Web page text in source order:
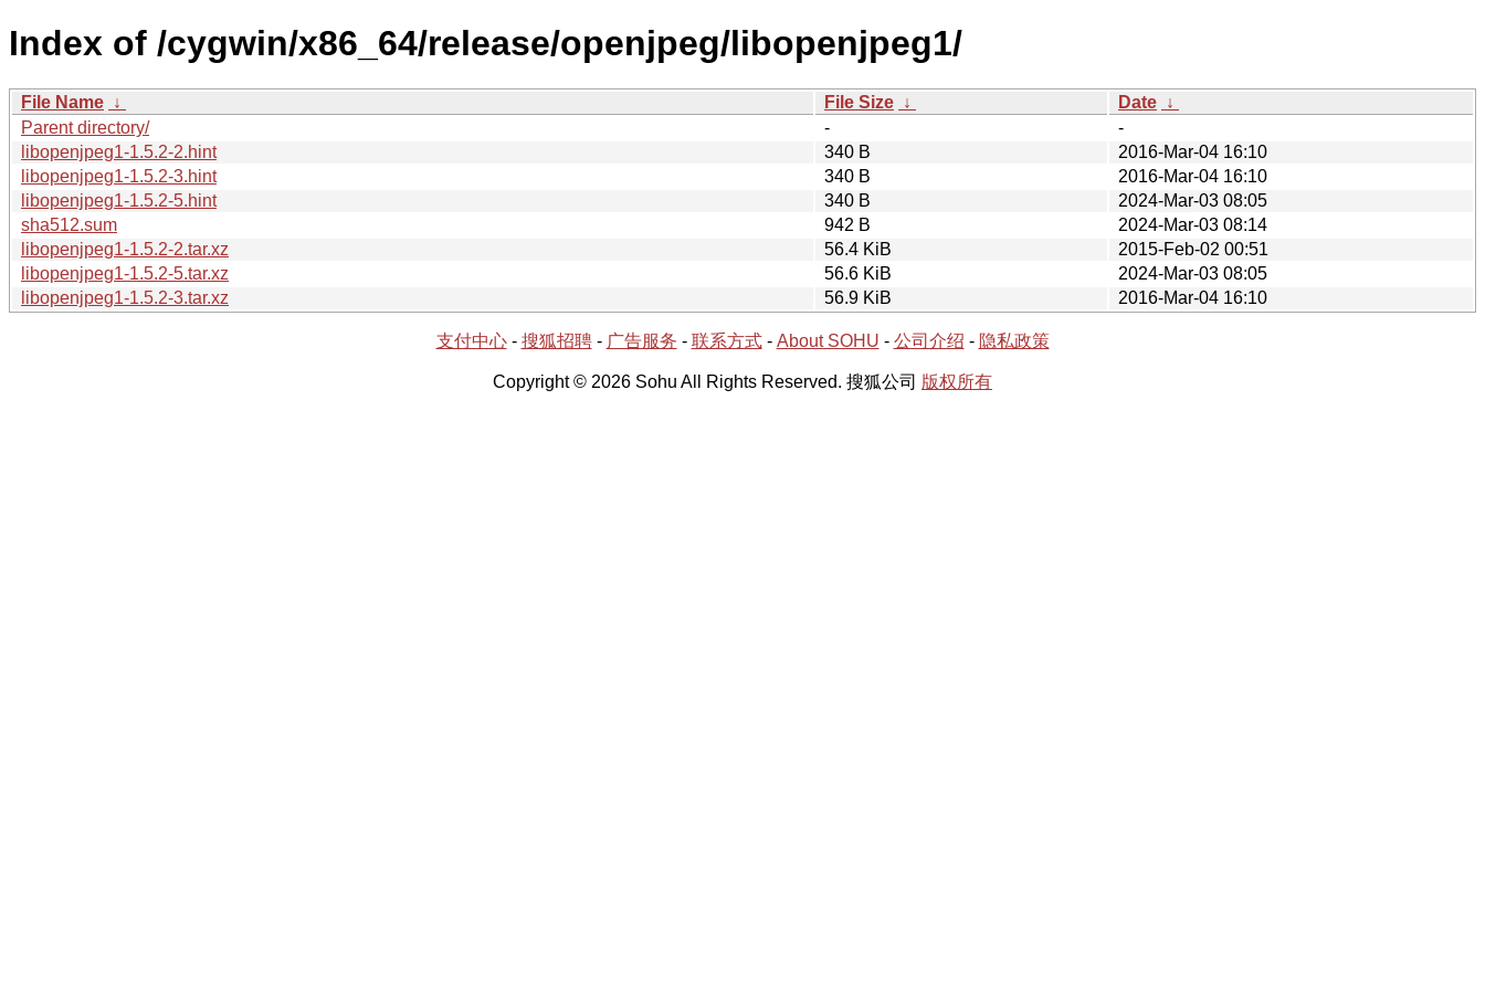
Index of /cygwin/x86_64/release/openjpeg/libopenjpeg1/
File Name ↓ File Size ↓ Date ↓
Parent directory/
-
-
libopenjpeg1-1.5.2-2.hint
340 B
2016-Mar-04 16:10
libopenjpeg1-1.5.2-3.hint
340 B
2016-Mar-04 16:10
libopenjpeg1-1.5.2-5.hint
340 B
2024-Mar-03 08:05
sha512.sum
942 B
2024-Mar-03 08:14
libopenjpeg1-1.5.2-2.tar.xz
56.4 KiB
2015-Feb-02 00:51
libopenjpeg1-1.5.2-5.tar.xz
56.6 KiB
2024-Mar-03 08:05
libopenjpeg1-1.5.2-3.tar.xz
56.9 KiB 2016-Mar-04 16:10
支付中心- 搜狐招聘- 广告服务 - 联系方式- About SOHU - 公司介绍 - 隐私政策
Copyright © 2026 Sohu All Rights Reserved. 搜狐公司 版权所有